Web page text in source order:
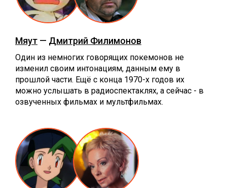
Мяут — Дмитрий Филимонов
Один из немногих говорящих покемонов не
изменил своим интонациям, данным ему в
прошлой части. Ещё с конца 1970-х годов их
можно услышать в радиоспектаклях, а сейчас - в
озвученных фильмах и мультфильмах.